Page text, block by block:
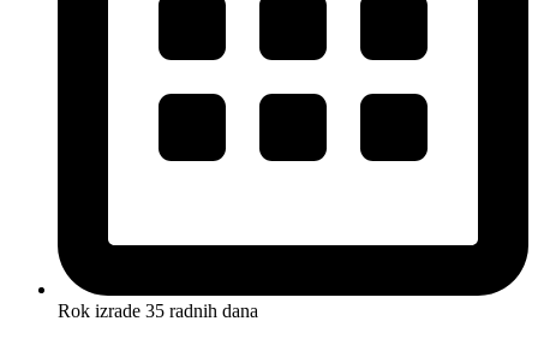
Rok izrade 35 radnih dana